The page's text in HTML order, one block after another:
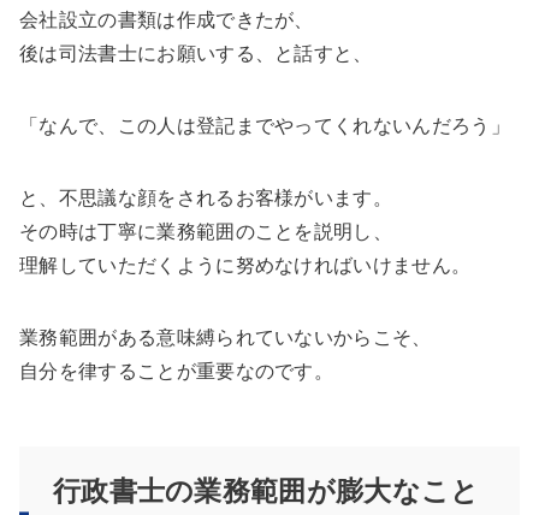
会社設立の書類は作成できたが、
後は司法書士にお願いする、と話すと、
「なんで、この人は登記までやってくれないんだろう」
と、不思議な顔をされるお客様がいます。
その時は丁寧に業務範囲のことを説明し、
理解していただくように努めなければいけません。
業務範囲がある意味縛られていないからこそ、
自分を律することが重要なのです。
行政書士の業務範囲が膨大なこと